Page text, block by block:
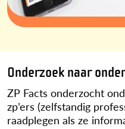
Onderzoek naar
ZP Facts onderzocht
zp’ers (zelfstandig
raadplegen als ze